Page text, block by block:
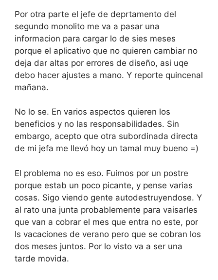
Por otra parte el jefe de deprtamento del
segundo monolito me va a pasar una
informacion para cargar lo de sies meses
porque el aplicativo que no quieren cambiar no
deja dar altas por errores de diseño, asi uqe
debo hacer ajustes a mano. Y reporte quincenal
mañana.
No lo se. En varios aspectos quieren los
beneficios y no las responsabilidades. Sin
embargo, acepto que otra subordinada directa
de mi jefa me llevó hoy un tamal muy bueno =)
El problema no es eso. Fuimos por un postre
porque estab un poco picante, y pense varias
cosas. Sigo viendo gente autodestruyendose. Y
al rato una junta probablemente para vaisarles
que van a cobrar el mes que entra no este, por
ls vacaciones de verano pero que se cobran los
dos meses juntos. Por lo visto va a ser una
tarde movida.